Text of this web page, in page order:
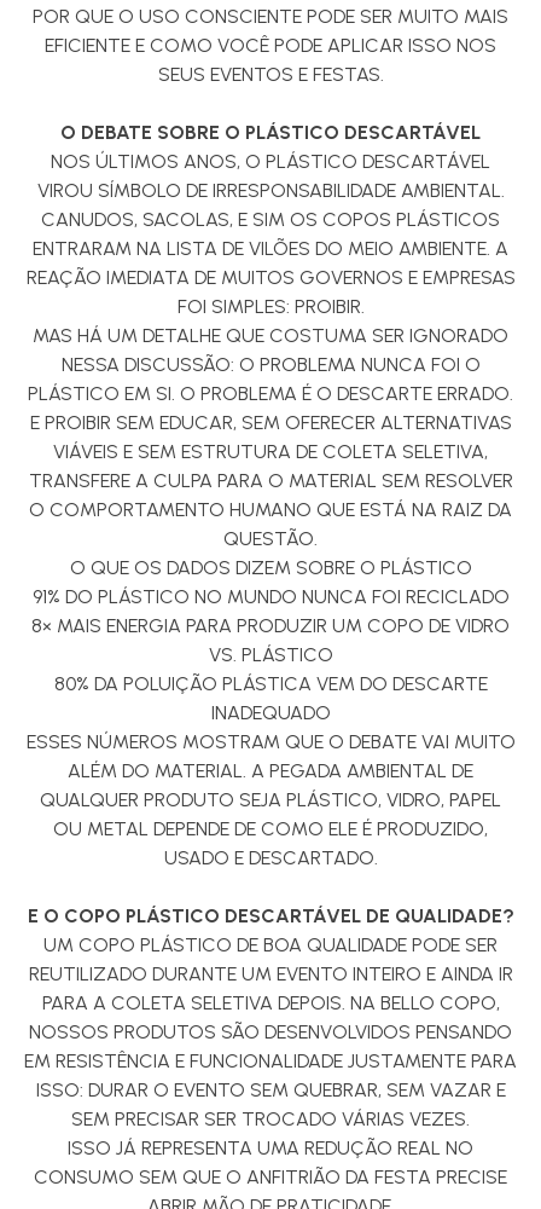
POR QUE O USO CONSCIENTE PODE SER MUITO MAIS
EFICIENTE E COMO VOCÊ PODE APLICAR ISSO NOS
SEUS EVENTOS E FESTAS.
O DEBATE SOBRE O PLÁSTICO DESCARTÁVEL
NOS ÚLTIMOS ANOS, O PLÁSTICO DESCARTÁVEL
VIROU SÍMBOLO DE IRRESPONSABILIDADE AMBIENTAL.
CANUDOS, SACOLAS, E SIM OS COPOS PLÁSTICOS
ENTRARAM NA LISTA DE VILÕES DO MEIO AMBIENTE. A
REAÇÃO IMEDIATA DE MUITOS GOVERNOS E EMPRESAS
FOI SIMPLES: PROIBIR.
MAS HÁ UM DETALHE QUE COSTUMA SER IGNORADO
NESSA DISCUSSÃO: O PROBLEMA NUNCA FOI O
PLÁSTICO EM SI. O PROBLEMA É O DESCARTE ERRADO.
E PROIBIR SEM EDUCAR, SEM OFERECER ALTERNATIVAS
VIÁVEIS E SEM ESTRUTURA DE COLETA SELETIVA,
TRANSFERE A CULPA PARA O MATERIAL SEM RESOLVER
O COMPORTAMENTO HUMANO QUE ESTÁ NA RAIZ DA
QUESTÃO.
O QUE OS DADOS DIZEM SOBRE O PLÁSTICO
91% DO PLÁSTICO NO MUNDO NUNCA FOI RECICLADO
8× MAIS ENERGIA PARA PRODUZIR UM COPO DE VIDRO
VS. PLÁSTICO
80% DA POLUIÇÃO PLÁSTICA VEM DO DESCARTE
INADEQUADO
ESSES NÚMEROS MOSTRAM QUE O DEBATE VAI MUITO
ALÉM DO MATERIAL. A PEGADA AMBIENTAL DE
QUALQUER PRODUTO SEJA PLÁSTICO, VIDRO, PAPEL
OU METAL DEPENDE DE COMO ELE É PRODUZIDO,
USADO E DESCARTADO.
E O COPO PLÁSTICO DESCARTÁVEL DE QUALIDADE?
UM COPO PLÁSTICO DE BOA QUALIDADE PODE SER
REUTILIZADO DURANTE UM EVENTO INTEIRO E AINDA IR
PARA A COLETA SELETIVA DEPOIS. NA BELLO COPO,
NOSSOS PRODUTOS SÃO DESENVOLVIDOS PENSANDO
EM RESISTÊNCIA E FUNCIONALIDADE JUSTAMENTE PARA
ISSO: DURAR O EVENTO SEM QUEBRAR, SEM VAZAR E
SEM PRECISAR SER TROCADO VÁRIAS VEZES.
ISSO JÁ REPRESENTA UMA REDUÇÃO REAL NO
CONSUMO SEM QUE O ANFITRIÃO DA FESTA PRECISE